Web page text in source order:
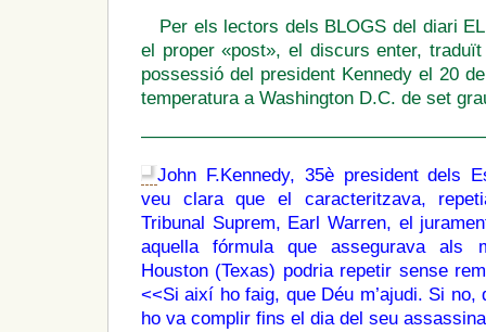
Per els lectors dels BLOGS del diari
el proper «post», el discurs enter,
possessió del president Kennedy el 20
temperatura a Washington D.C. de set
John F.Kennedy, 35è president dels
veu clara que el caracteritzava,
Tribunal Suprem, Earl Warren, el
aquella fórmula que assegurava als
Houston (Texas) podria repetir sense
<<Si així ho faig, que Déu m’ajudi. Si no,
ho va complir fins el dia del seu